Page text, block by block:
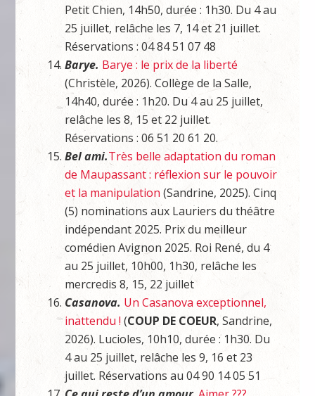
Petit Chien, 14h50, durée : 1h30. Du 4 au
25 juillet, relâche les 7, 14 et 21 juillet.
Réservations : 04 84 51 07 48
Barye. Barye : le prix de la liberté
(Christèle, 2026). Collège de la Salle,
14h40, durée : 1h20. Du 4 au 25 juillet,
relâche les 8, 15 et 22 juillet.
Réservations : 06 51 20 61 20.
Bel ami.Très belle adaptation du roman
de Maupassant : réflexion sur le pouvoir
et la manipulation (Sandrine, 2025). Cinq
(5) nominations aux Lauriers du théâtre
indépendant 2025. Prix du meilleur
comédien Avignon 2025. Roi René, du 4
au 25 juillet, 10h00, 1h30, relâche les
mercredis 8, 15, 22 juillet
Casanova. Un Casanova exceptionnel,
inattendu ! (COUP DE COEUR, Sandrine,
2026). Lucioles, 10h10, durée : 1h30. Du
4 au 25 juillet, relâche les 9, 16 et 23
juillet. Réservations au 04 90 14 05 51